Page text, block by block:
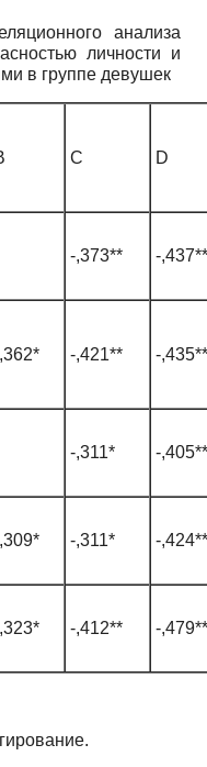
анализа
личности и
в группе девушек
С D
-,373** -,437**
-,421** -,435**
-,311* -,405**
-,311* -,424**
-,412** -,479**